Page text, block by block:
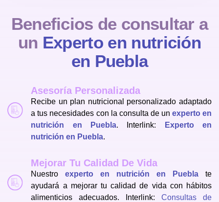
Beneficios de consultar a
un Experto en nutrición
en Puebla
Asesoría Personalizada
Recibe un plan nutricional personalizado adaptado
a tus necesidades con la consulta de un experto en
nutrición en Puebla. Interlink:
Experto en
nutrición en Puebla.
Mejorar Tu Calidad De Vida
Nuestroexperto en nutrición en Puebla te
ayudará a mejorar tu calidad de vida con hábitos
alimenticios adecuados. Interlink:Consultas de